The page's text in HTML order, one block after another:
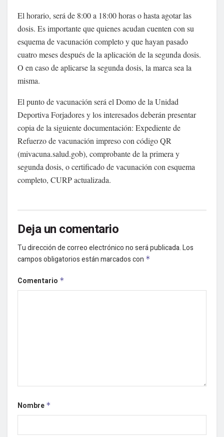
El horario, será de 8:00 a 18:00 horas o hasta agotar las
dosis. Es importante que quienes acudan cuenten con su
esquema de vacunación completo y que hayan pasado
cuatro meses después de la aplicación de la segunda dosis.
O en caso de aplicarse la segunda dosis, la marca sea la
misma.
El punto de vacunación será el Domo de la Unidad
Deportiva Forjadores y los interesados deberán presentar
copia de la siguiente documentación: Expediente de
Refuerzo de vacunación impreso con código QR
(mivacuna.salud.gob), comprobante de la primera y
segunda dosis, o certificado de vacunación con esquema
completo, CURP actualizada.
Deja un comentario
Tu dirección de correo electrónico no será publicada.Los
campos obligatorios están marcados con *
Comentario *
Nombre *